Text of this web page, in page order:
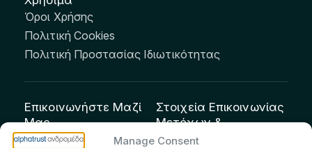
Manage Consent
Όροι Χρήσης
Πολιτική Cookies
Πολιτική Προστασίας Ιδιωτικότητας
Επικοινωνήστε Μαζί
Μας
info@andromeda.eu
Στοιχεία Επικοινωνίας
Μετόχων &
Επενδυτών: